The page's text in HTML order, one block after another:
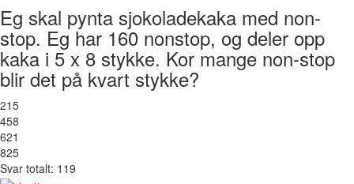
Eg skal pynta sjokoladekaka med non-
stop. Eg har 160 nonstop, og deler opp
kaka i 5 x 8 stykke. Kor mange non-stop
blir det på kvart stykke?
215
458
621
825
Svar totalt: 119